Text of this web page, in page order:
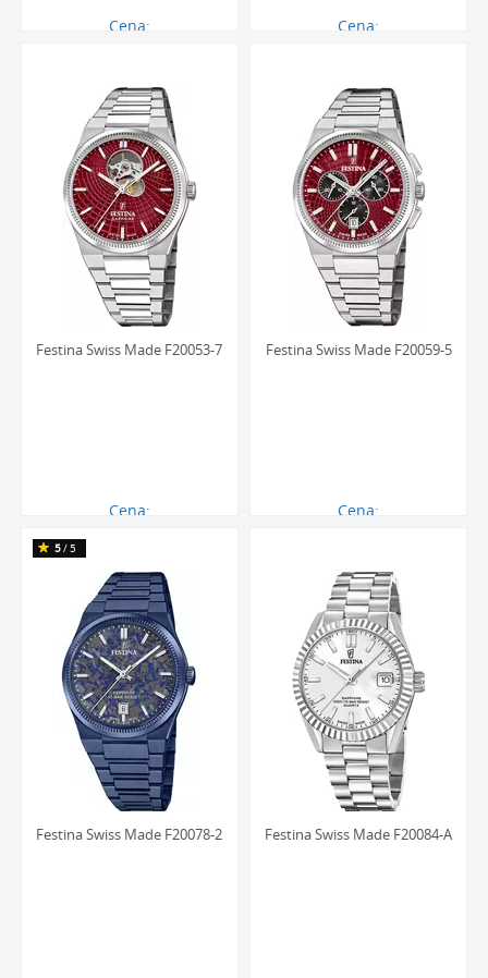
Cena:
Cena:
Festina Swiss Made F20053-7
Cena:
Festina Swiss Made F20059-5
Cena:
Festina Swiss Made F20078-2
5/5
Festina Swiss Made F20084-A